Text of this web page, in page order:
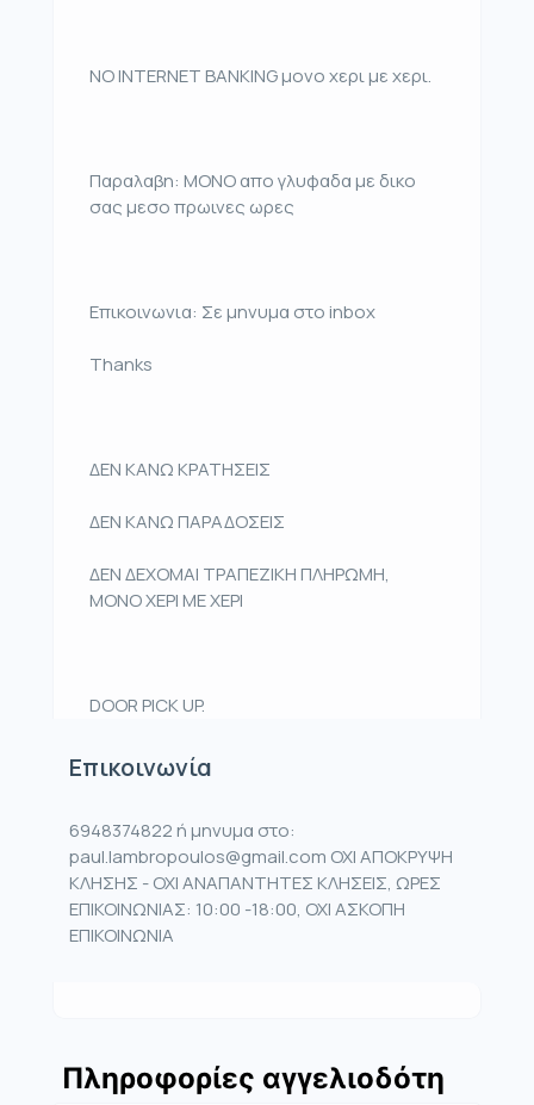
NO INTERNET BANKING μονο χερι με χερι.
Παραλαβη: ΜΟΝΟ απο γλυφαδα με δικο
σας μεσο πρωινες ωρες
Επικοινωνια: Σε μηνυμα στο inbox
Thanks
ΔΕΝ ΚΑΝΩ ΚΡΑΤΗΣΕΙΣ
ΔΕΝ ΚΑΝΩ ΠΑΡΑΔΟΣΕΙΣ
ΔΕΝ ΔΕΧΟΜΑΙ ΤΡΑΠΕΖΙΚΗ ΠΛΗΡΩΜΗ,
ΜΟΝΟ ΧΕΡΙ ΜΕ ΧΕΡΙ
DOOR PICK UP.
Επικοινωνία
6948374822 ή μηνυμα στο:
paul.lambropoulos@gmail.com ΟΧΙ ΑΠΟΚΡΥΨΗ
ΚΛΗΣΗΣ - ΟΧΙ ΑΝΑΠΑΝΤΗΤΕΣ ΚΛΗΣΕΙΣ, ΩΡΕΣ
ΕΠΙΚΟΙΝΩΝΙΑΣ: 10:00 -18:00, ΟΧΙ ΑΣΚΟΠΗ
ΕΠΙΚΟΙΝΩΝΙΑ
Πληροφορίες αγγελιοδότη